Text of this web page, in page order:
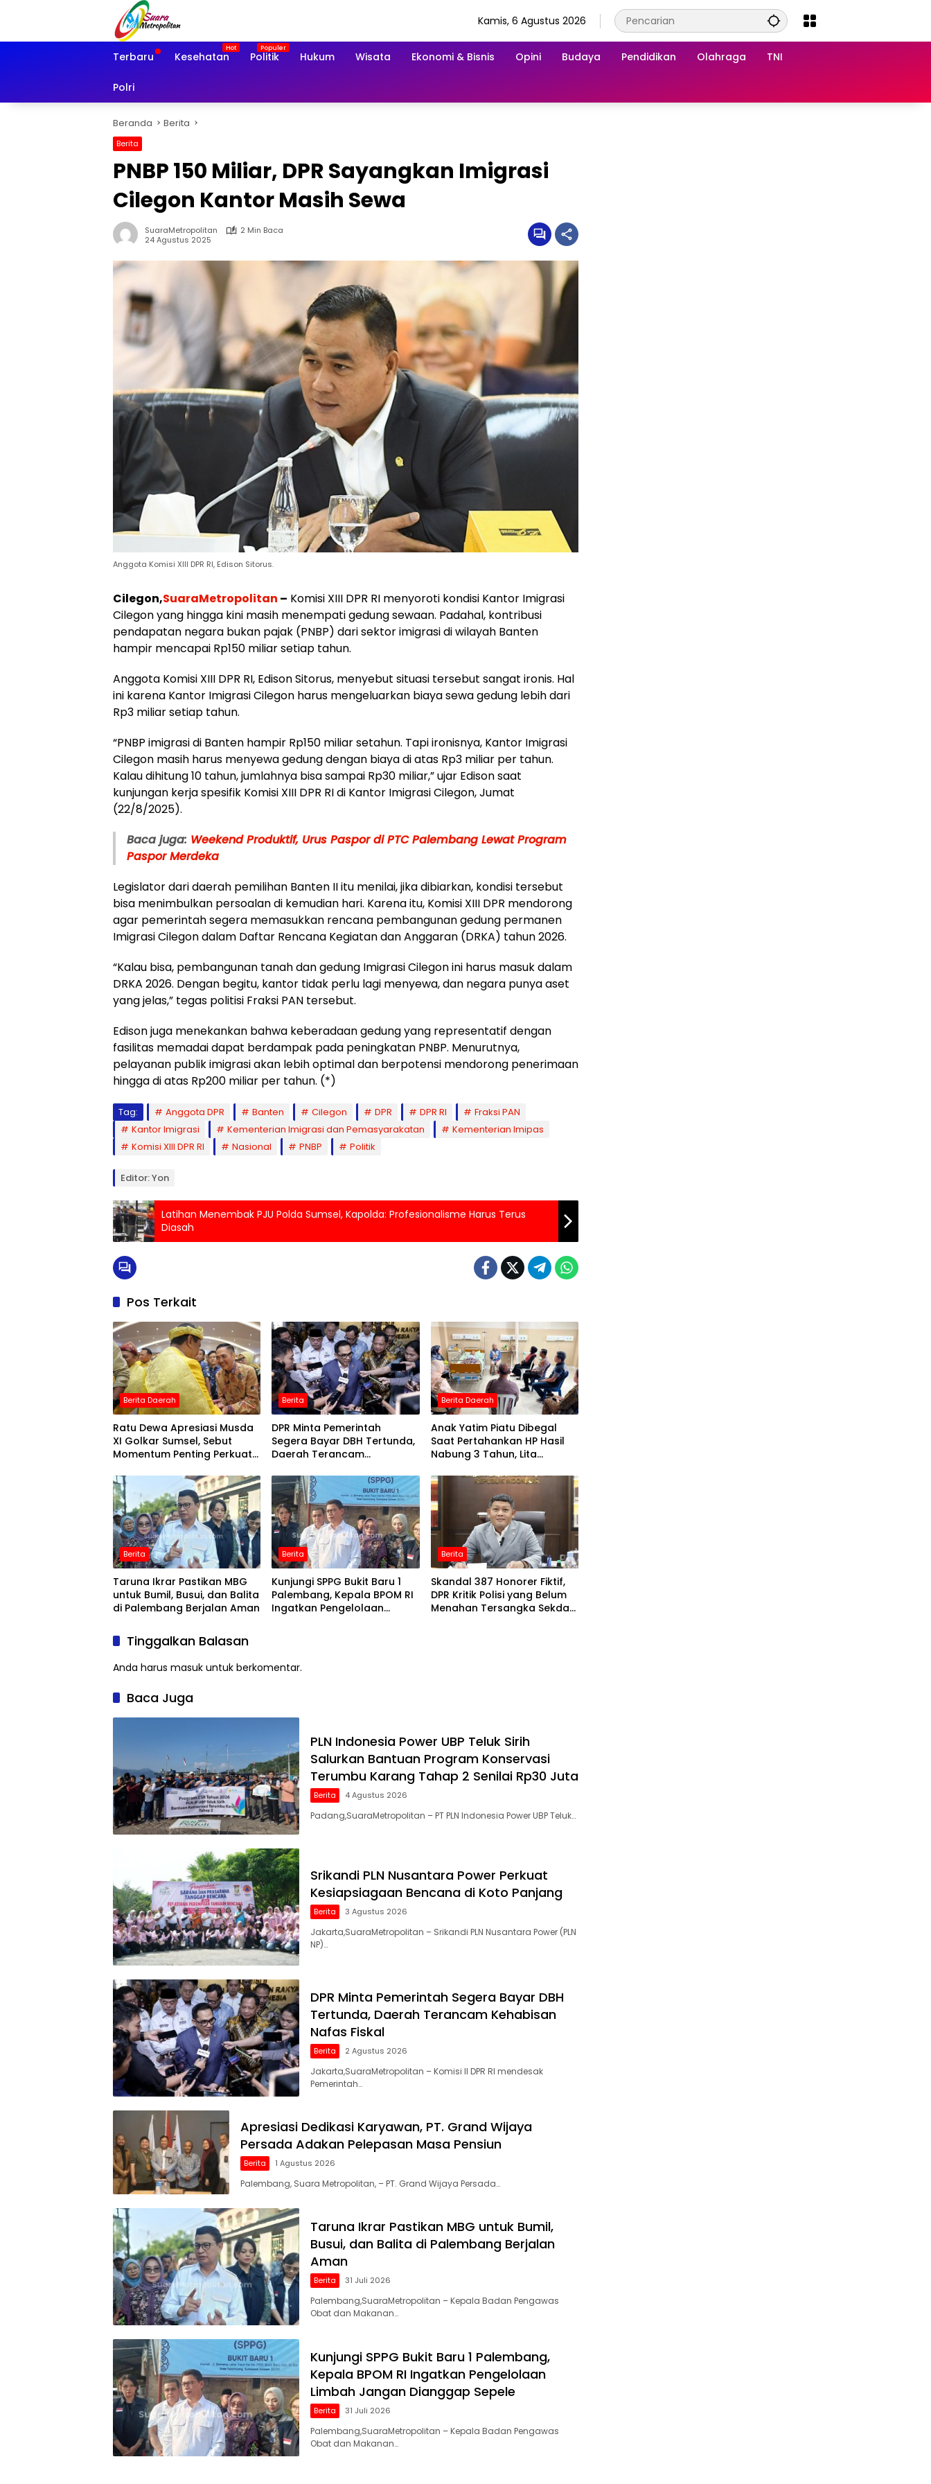
Kamis, 6 Agustus 2026
Terbaru Kesehatan Politik Hukum Wisata Ekonomi & Bisnis Opini Budaya Pendidikan Olahraga TNI
Polri
Beranda Berita
Berita
PNBP 150 Miliar, DPR Sayangkan Imigrasi
Cilegon Kantor Masih Sewa
SuaraMetropolitan
2 Min Baca
24 Agustus 2025
Anggota Komisi XIII DPR RI, Edison Sitorus.
Cilegon,SuaraMetropolitan – Komisi XIII DPR RI menyoroti kondisi Kantor Imigrasi
Cilegon yang hingga kini masih menempati gedung sewaan. Padahal, kontribusi
pendapatan negara bukan pajak (PNBP) dari sektor imigrasi di wilayah Banten
hampir mencapai Rp150 miliar setiap tahun.
Anggota Komisi XIII DPR RI, Edison Sitorus, menyebut situasi tersebut sangat ironis. Hal
ini karena Kantor Imigrasi Cilegon harus mengeluarkan biaya sewa gedung lebih dari
Rp3 miliar setiap tahun.
“PNBP imigrasi di Banten hampir Rp150 miliar setahun. Tapi ironisnya, Kantor Imigrasi
Cilegon masih harus menyewa gedung dengan biaya di atas Rp3 miliar per tahun.
Kalau dihitung 10 tahun, jumlahnya bisa sampai Rp30 miliar,” ujar Edison saat
kunjungan kerja spesifik Komisi XIII DPR RI di Kantor Imigrasi Cilegon, Jumat
(22/8/2025).
Baca juga: Weekend Produktif, Urus Paspor di PTC Palembang Lewat Program
Paspor Merdeka
Legislator dari daerah pemilihan Banten II itu menilai, jika dibiarkan, kondisi tersebut
bisa menimbulkan persoalan di kemudian hari. Karena itu, Komisi XIII DPR mendorong
agar pemerintah segera memasukkan rencana pembangunan gedung permanen
Imigrasi Cilegon dalam Daftar Rencana Kegiatan dan Anggaran (DRKA) tahun 2026.
“Kalau bisa, pembangunan tanah dan gedung Imigrasi Cilegon ini harus masuk dalam
DRKA 2026. Dengan begitu, kantor tidak perlu lagi menyewa, dan negara punya aset
yang jelas,” tegas politisi Fraksi PAN tersebut.
Edison juga menekankan bahwa keberadaan gedung yang representatif dengan
fasilitas memadai dapat berdampak pada peningkatan PNBP. Menurutnya,
pelayanan publik imigrasi akan lebih optimal dan berpotensi mendorong penerimaan
hingga di atas Rp200 miliar per tahun. (*)
Tag: Anggota DPR Banten Cilegon DPR DPR RI
Fraksi PAN
Kantor Imigrasi
Kementerian Imigrasi dan Pemasyarakatan
Kementerian Imipas
Komisi XIII DPR RI
Nasional PNBP Politik
Editor: Yon
Latihan Menembak PJU Polda Sumsel, Kapolda: Profesionalisme Harus Terus
Diasah
Pos Terkait
Berita Daerah
Ratu Dewa Apresiasi Musda
XI Golkar Sumsel, Sebut
Momentum Penting Perkuat
Berita
DPR Minta Pemerintah
Segera Bayar DBH Tertunda,
Daerah Terancam
Berita Daerah
Anak Yatim Piatu Dibegal
Saat Pertahankan HP Hasil
Nabung 3 Tahun, Lita
Manusiawi
Berita
Taruna Ikrar Pastikan MBG
untuk Bumil, Busui, dan Balita
di Palembang Berjalan Aman
Berita
Kunjungi SPPG Bukit Baru 1
Palembang, Kepala BPOM RI
Ingatkan Pengelolaan
Berita
Skandal 387 Honorer Fiktif,
DPR Kritik Polisi yang Belum
Menahan Tersangka Sekda
Tinggalkan Balasan
Anda harus masuk untuk berkomentar.
Baca Juga
PLN Indonesia Power UBP Teluk Sirih
Salurkan Bantuan Program Konservasi
Terumbu Karang Tahap 2 Senilai Rp30 Juta
Berita 4 Agustus 2026
Padang,SuaraMetropolitan – PT PLN Indonesia Power UBP Teluk…
Srikandi PLN Nusantara Power Perkuat
Kesiapsiagaan Bencana di Koto Panjang
Berita 3 Agustus 2026
Jakarta,SuaraMetropolitan – Srikandi PLN Nusantara Power (PLN
NP)…
DPR Minta Pemerintah Segera Bayar DBH
Tertunda, Daerah Terancam Kehabisan
Nafas Fiskal
Berita 2 Agustus 2026
Jakarta,SuaraMetropolitan – Komisi II DPR RI mendesak
Pemerintah…
Apresiasi Dedikasi Karyawan, PT. Grand Wijaya
Persada Adakan Pelepasan Masa Pensiun
Berita 1 Agustus 2026
Palembang, Suara Metropolitan, – PT. Grand Wijaya Persada…
Taruna Ikrar Pastikan MBG untuk Bumil,
Busui, dan Balita di Palembang Berjalan
Aman
Berita 31 Juli 2026
Palembang,SuaraMetropolitan – Kepala Badan Pengawas
Obat dan Makanan…
Kunjungi SPPG Bukit Baru 1 Palembang,
Kepala BPOM RI Ingatkan Pengelolaan
Limbah Jangan Dianggap Sepele
Berita 31 Juli 2026
Palembang,SuaraMetropolitan – Kepala Badan Pengawas
Obat dan Makanan…